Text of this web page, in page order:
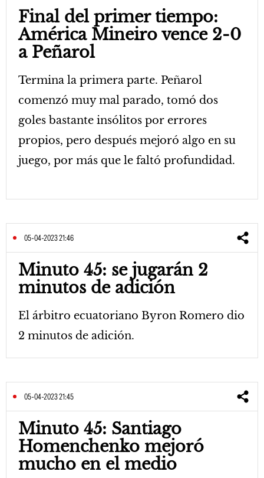
Final del primer tiempo:
América Mineiro vence 2-0
a Peñarol
Termina la primera parte. Peñarol
comenzó muy mal parado, tomó dos
goles bastante insólitos por errores
propios, pero después mejoró algo en su
juego, por más que le faltó profundidad.
05-04-2023 21:46
Minuto 45: se jugarán 2
minutos de adición
El árbitro ecuatoriano Byron Romero dio
2 minutos de adición.
05-04-2023 21:45
Minuto 45: Santiago
Homenchenko mejoró
mucho en el medio